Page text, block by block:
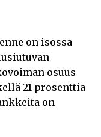
on isossa
osuus
21 prosenttia
on